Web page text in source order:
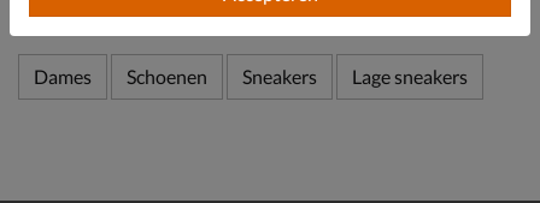
Bekijk meer
Dames Schoenen Sneakers Lage sneakers